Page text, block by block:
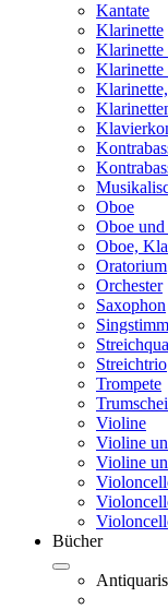
Kantate
Klarinette
Klarinette
Oboe
Oboe
Oboe,
Oratorium
Orchester
Saxophon
Streichtrio
Trompete
Violine
Violine
Violine
Bücher